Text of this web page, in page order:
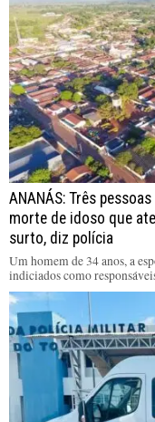
ANANÁS: Três
morte de idoso que
surto, diz polícia
Um homem de 34 anos, a
indiciados como